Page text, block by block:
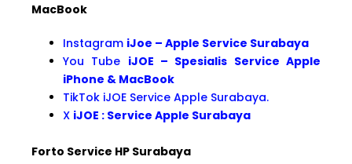
MacBook
Instagram iJoe – Apple Service Surabaya
You Tube iJOE – Spesialis Service Apple
iPhone & MacBook
TikTok iJOE Service Apple Surabaya.
X iJOE : Service Apple Surabaya
Forto Service HP Surabaya